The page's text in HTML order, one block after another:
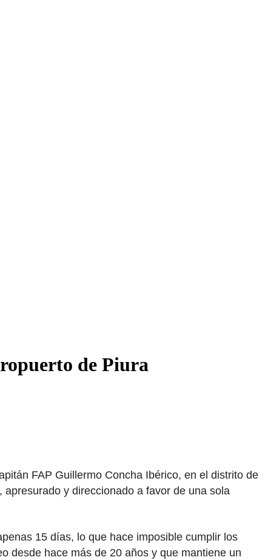
de Piura
FAP Guillermo Concha Ibérico, en el distrito de
y direccionado a favor de una sola
15 días, lo que hace imposible cumplir los
desde hace más de 20 años y que mantiene un